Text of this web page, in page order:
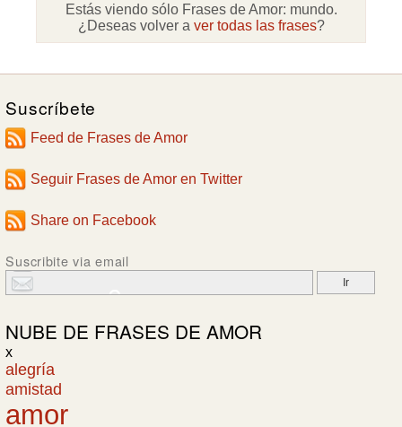
Estás viendo sólo Frases de Amor: mundo.
¿Deseas volver a ver todas las frases?
Suscríbete
Feed de Frases de Amor
Seguir Frases de Amor en Twitter
Share on Facebook
Suscribite via email
NUBE DE FRASES DE AMOR
x
alegría
amistad
amor